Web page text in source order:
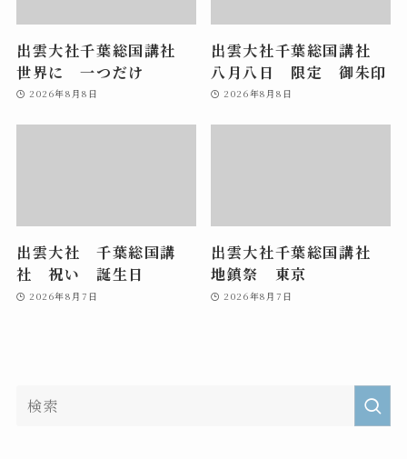
出雲大社千葉総国講社
世界に 一つだけ
2026年8月8日
出雲大社千葉総国講社
八月八日 限定 御朱印
2026年8月8日
出雲大社 千葉総国講
社 祝い 誕生日
2026年8月7日
出雲大社千葉総国講社
地鎮祭 東京
2026年8月7日